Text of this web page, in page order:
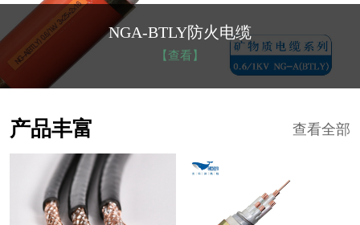
NGA-BTLY防火电缆
【查看】
查看全部
产品丰富